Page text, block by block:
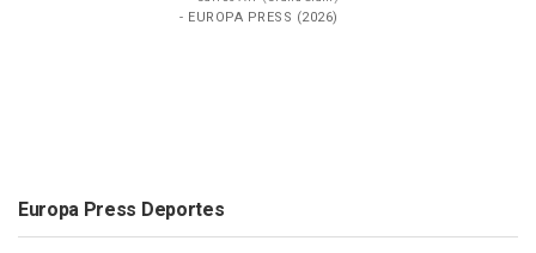
- EUROPA PRESS (2026)
Europa Press Deportes